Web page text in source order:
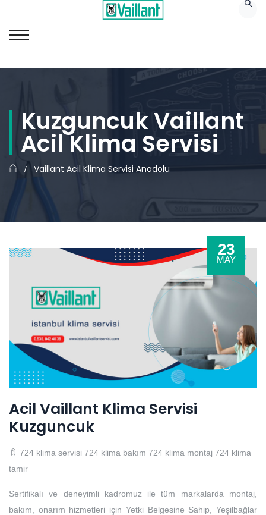
Kuzguncuk Vaillant
Acil Klima Servisi
/ Vaillant Acil Klima Servisi Anadolu
23
MAY
Acil Vaillant Klima Servisi
Kuzguncuk
724 klima servisi 724 klima bakım 724 klima montaj 724 klima
tamir
Sertifikalı ve deneyimli kadromuz ile tüm markalarda montaj,
bakım, onarım hizmetleri için Yetki Belgesine Sahip, Yeşilbağlar